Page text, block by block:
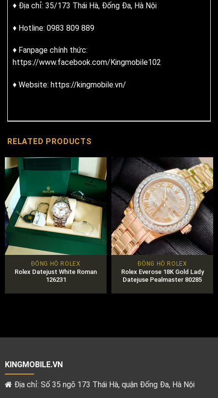
♦ Địa chỉ: 35/173 Thái Hà, Đống Đa, Hà Nội
♦ Hotline: 0983 809 889
♦ Fanpage chính thức:
https://www.facebook.com/Kingmobile102
♦ Website: https://kingmobile.vn/
RELATED PRODUCTS
ĐỒNG HỒ ROLEX
Rolex Datejust White Roman
126231
ĐỒNG HỒ ROLEX
Rolex Everose 18K Gold Lady
Datejuse Pealmaster 80285
KINGMOBILE.VN
Địa chỉ: Số 35 ngõ 173 Thái Hà, quận Đống Đa, Hà Nội